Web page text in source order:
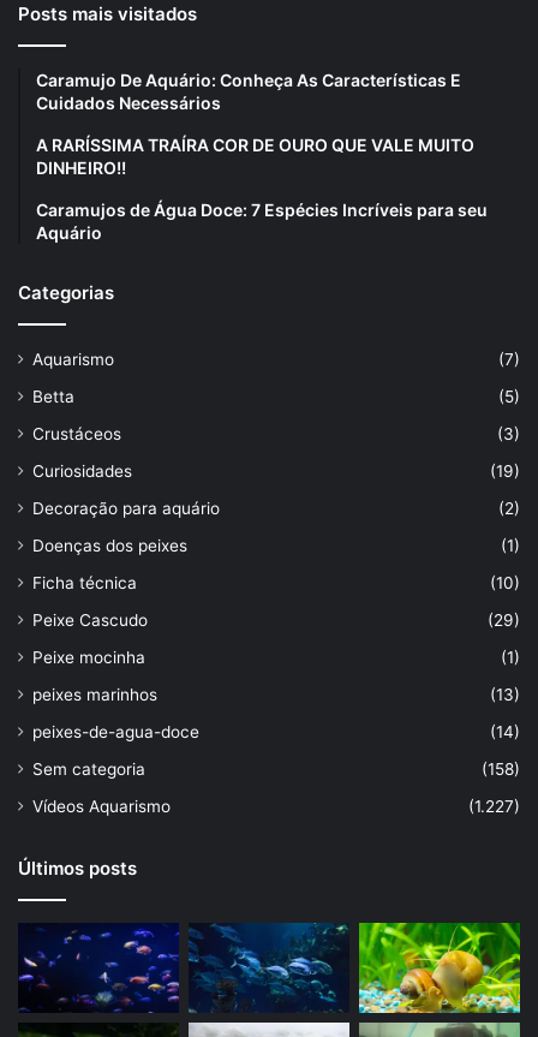
Posts mais visitados
Caramujo De Aquário: Conheça As Características E
Cuidados Necessários
A RARÍSSIMA TRAÍRA COR DE OURO QUE VALE MUITO
DINHEIRO!!
Caramujos de Água Doce: 7 Espécies Incríveis para seu
Aquário
Categorias
Aquarismo
(7)
Betta
(5)
Crustáceos
(3)
Curiosidades
(19)
Decoração para aquário
(2)
Doenças dos peixes
(1)
Ficha técnica
(10)
Peixe Cascudo
(29)
Peixe mocinha
(1)
peixes marinhos
(13)
peixes-de-agua-doce
(14)
Sem categoria
(158)
Vídeos Aquarismo
(1.227)
Últimos posts